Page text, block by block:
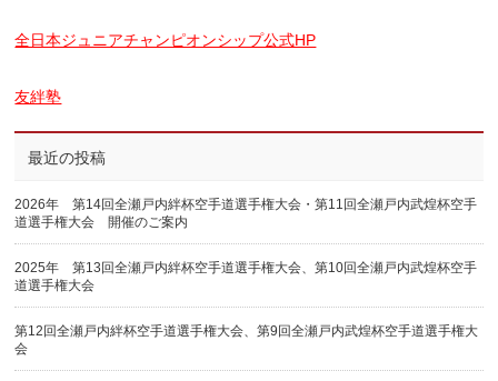
全日本ジュニアチャンピオンシップ公式HP
友絆塾
最近の投稿
2026年 第14回全瀬戸内絆杯空手道選手権大会・第11回全瀬戸内武煌杯空手
道選手権大会 開催のご案内
2025年 第13回全瀬戸内絆杯空手道選手権大会、第10回全瀬戸内武煌杯空手
道選手権大会
第12回全瀬戸内絆杯空手道選手権大会、第9回全瀬戸内武煌杯空手道選手権大
会